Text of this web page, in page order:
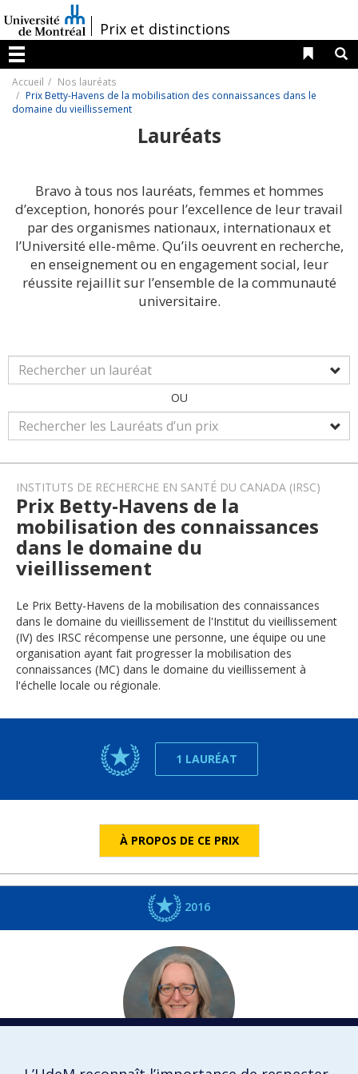
au
contenu
/Prix et distinctions
Menu
Liens
Accueil
Nos lauréats
Prix Betty-Havens de la mobilisation des connaissances dans le
domaine du vieillissement
Lauréats
Bravo à tous nos lauréats, femmes et hommes
d’exception, honorés pour l’excellence de leur travail
par des organismes nationaux, internationaux et
l’Université elle-même. Qu’ils oeuvrent en recherche,
en enseignement ou en engagement social, leur
réussite rejaillit sur l’ensemble de la communauté
universitaire.
OU
INSTITUTS DE RECHERCHE EN SANTÉ DU CANADA (IRSC)
Prix Betty-Havens de la
mobilisation des connaissances
dans le domaine du
vieillissement
Le Prix Betty-Havens de la mobilisation des connaissances
dans le domaine du vieillissement de l'Institut du vieillissement
(IV) des IRSC récompense une personne, une équipe ou une
organisation ayant fait progresser la mobilisation des
connaissances (MC) dans le domaine du vieillissement à
l'échelle locale ou régionale.
1 LAURÉAT
À PROPOS DE CE PRIX
2016